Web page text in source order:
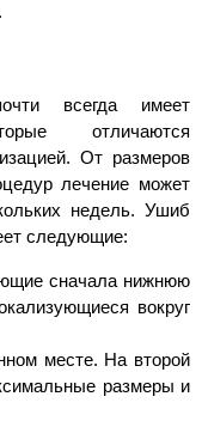
всегда имеет
отличаются
От размеров
лечение может
недель. Ушиб
следующие:
сначала нижнюю
вокруг
месте. На второй
размеры и